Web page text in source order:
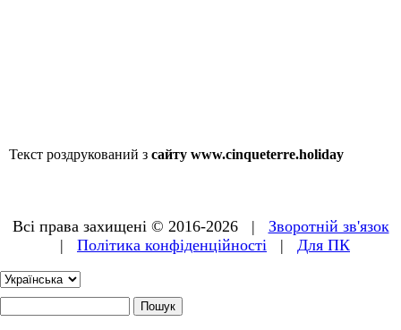
Текст роздрукований з сайту www.cinqueterre.holiday
Всі права захищені © 2016-2026 | Зворотній зв'язок
| Політика конфіденційності | Для ПК